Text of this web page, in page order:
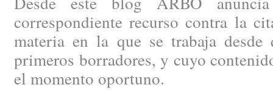
correspondiente recurso contra la
materia en la que se trabaja
primeros borradores, y cuyo
el momento oportuno.